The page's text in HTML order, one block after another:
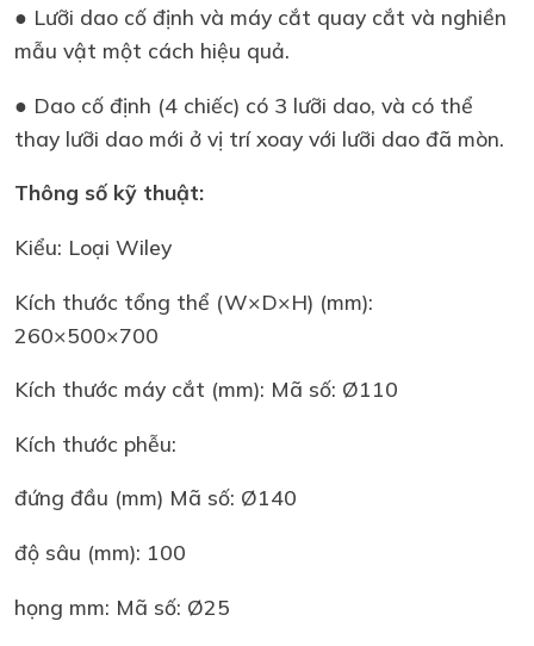
● Lưỡi dao cố định và máy cắt quay cắt và nghiền
mẫu vật một cách hiệu quả.
● Dao cố định (4 chiếc) có 3 lưỡi dao, và có thể
thay lưỡi dao mới ở vị trí xoay với lưỡi dao đã mòn.
Thông số kỹ thuật:
Kiểu: Loại Wiley
Kích thước tổng thể (W×D×H) (mm):
260×500×700
Kích thước máy cắt (mm): Mã số: Ø110
Kích thước phễu:
đứng đầu (mm) Mã số: Ø140
độ sâu (mm): 100
họng mm: Mã số: Ø25